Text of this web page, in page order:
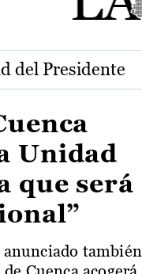
del Presidente
Unidad
que será
también